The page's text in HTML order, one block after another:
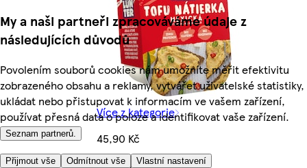
My a naši partneři zpracováváme údaje z
následujících důvodů
Povolením souborů cookies nám umožníte měřit efektivitu
zobrazeného obsahu a reklamy, vytvářet uživatelské statistiky,
ukládat nebo přistupovat k informacím ve vašem zařízení,
používat přesná data o poloze a identifikovat vaše zařízení.
Seznam partnerů.
Přijmout vše Odmítnout vše Vlastní nastavení
Více z kategorie
45,90 Kč